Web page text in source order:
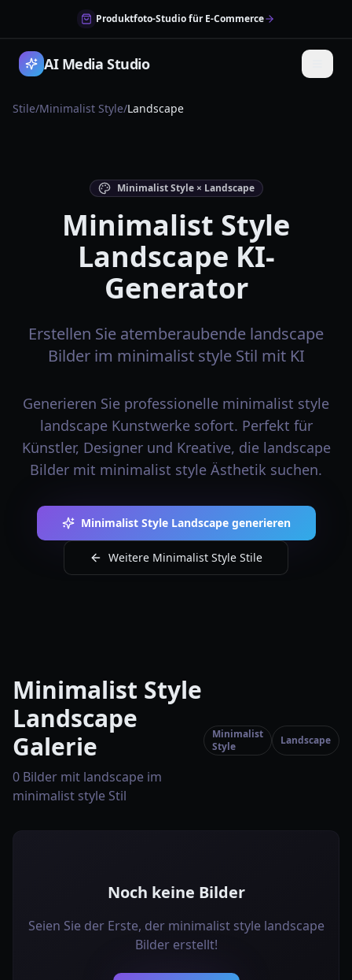
Produktfoto-Studio für E-Commerce
AI Media Studio
Stile/Minimalist Style/Landscape
Minimalist Style × Landscape
Minimalist Style
Landscape KI-
Generator
Erstellen Sie atemberaubende landscape
Bilder im minimalist style Stil mit KI
Generieren Sie professionelle minimalist style
landscape Kunstwerke sofort. Perfekt für
Künstler, Designer und Kreative, die landscape
Bilder mit minimalist style Ästhetik suchen.
Minimalist Style Landscape generieren
Weitere Minimalist Style Stile
Minimalist Style
Landscape
Galerie
0 Bilder mit landscape im
minimalist style Stil
Minimalist
Style
Landscape
Noch keine Bilder
Seien Sie der Erste, der minimalist style landscape
Bilder erstellt!